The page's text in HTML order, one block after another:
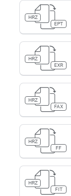
HRZ
EPT
HRZ
EXR
HRZ
FAX
HRZ
FF
HRZ
FIT